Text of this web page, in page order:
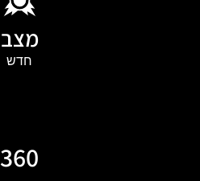
מצב
חדש
360